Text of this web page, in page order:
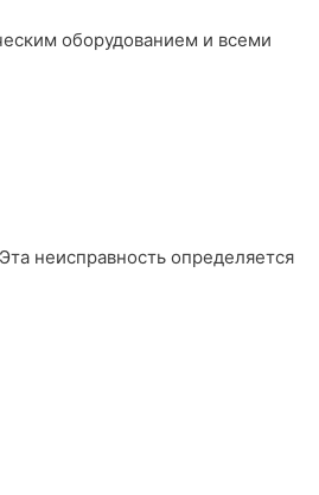
оборудованием и всеми
неисправность определяется